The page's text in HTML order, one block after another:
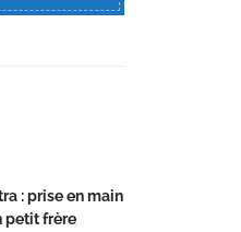
: prise en main
petit frère